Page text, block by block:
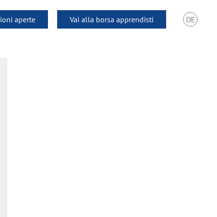
aperte Vai alla borsa apprendisti DE